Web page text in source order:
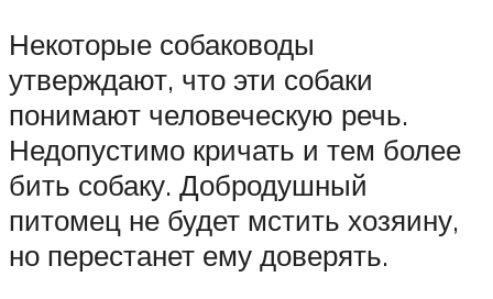
Некоторые собаководы
утверждают, что эти собаки
понимают человеческую речь.
Недопустимо кричать и тем более
бить собаку. Добродушный
питомец не будет мстить хозяину,
но перестанет ему доверять.